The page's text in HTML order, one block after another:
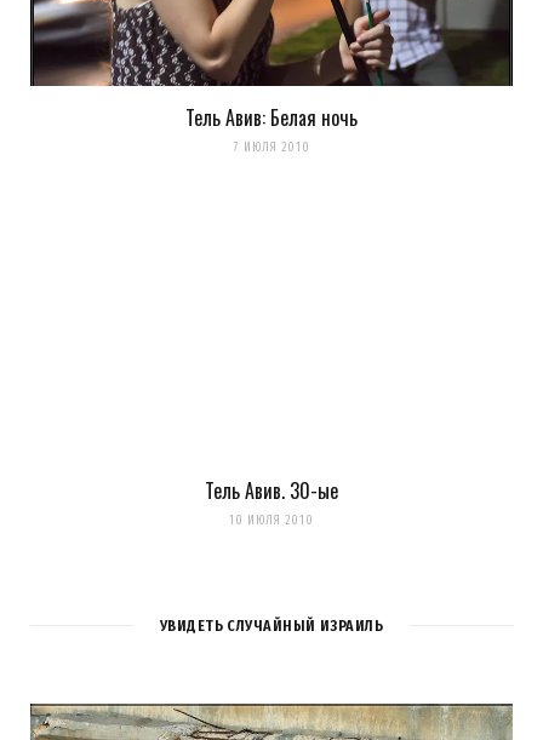
Тель Авив: Белая ночь
7 ИЮЛЯ 2010
Тель Авив. 30-ые
10 ИЮЛЯ 2010
УВИДЕТЬ СЛУЧАЙНЫЙ ИЗРАИЛЬ